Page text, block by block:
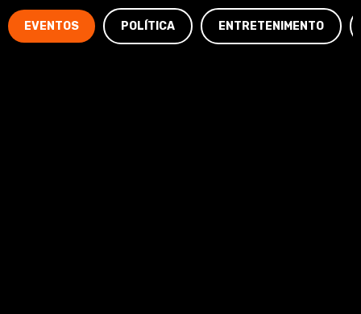
EVENTOS POLÍTICA ENTRETENIMENTO